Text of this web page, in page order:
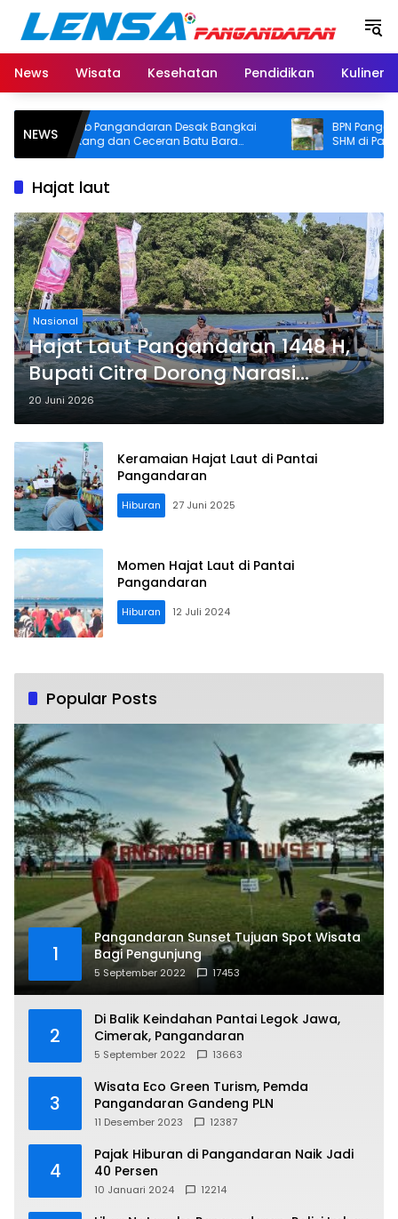
Langsung
konten
News
Wisata Kesehatan Pendidikan Kuliner
NEWS
Pemkab Pangandaran Desak Bangkai
Tongkang dan Ceceran Batu Bara
Segera Diangkat, Soroti Buruknya
BPN
SHM di Pantai
Usut Asal-usul
Hajat laut
Nasional
Hajat Laut Pangandaran 1448 H,
Bupati Citra Dorong Narasi
Budaya Dewi Rengganis Gantikan
Mitos Nyi Loro Kidul
20 Juni 2026
Keramaian Hajat Laut di Pantai
Pangandaran
Hiburan 27 Juni 2025
Momen Hajat Laut di Pantai
Pangandaran
Hiburan 12 Juli 2024
Popular Posts
1
Pangandaran Sunset Tujuan Spot Wisata
Bagi Pengunjung
5 September 2022 17453
2
Di Balik Keindahan Pantai Legok Jawa,
Cimerak, Pangandaran
5 September 2022 13663
3
Wisata Eco Green Turism, Pemda
Pangandaran Gandeng PLN
11 Desember 2023 12387
4
Pajak Hiburan di Pangandaran Naik Jadi
40 Persen
10 Januari 2024 12214